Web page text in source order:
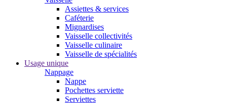
Assiettes & services
Caféterie
Mignardises
Vaisselle collectivités
Vaisselle culinaire
Vaisselle de spécialités
Usage unique
Nappage
Nappe
Pochettes serviette
Serviettes